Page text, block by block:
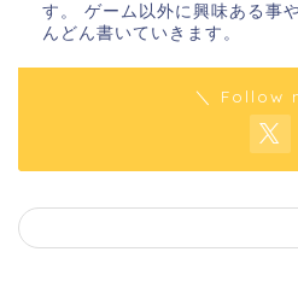
す。 ゲーム以外に興味ある事
んどん書いていきます。
＼ Follow